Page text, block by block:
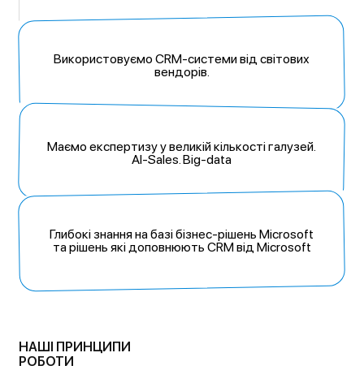
Використовуємо CRM-системивід світових
вендорів.
Маємо експертизу у великій кількостігалузей.
AI-Sales. Big-data
Глибокі знання на базі бізнес-рішень Microsoft
та рішень які доповнюють CRM від Microsoft
НАШІ ПРИНЦИПИ
РОБОТИ